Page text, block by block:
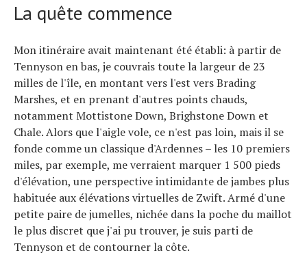
La quête commence
Mon itinéraire avait maintenant été établi: à partir de
Tennyson en bas, je couvrais toute la largeur de 23
milles de l'île, en montant vers l'est vers Brading
Marshes, et en prenant d'autres points chauds,
notamment Mottistone Down, Brighstone Down et
Chale. Alors que l'aigle vole, ce n'est pas loin, mais il se
fonde comme un classique d'Ardennes – les 10 premiers
miles, par exemple, me verraient marquer 1 500 pieds
d'élévation, une perspective intimidante de jambes plus
habituée aux élévations virtuelles de Zwift. Armé d'une
petite paire de jumelles, nichée dans la poche du maillot
le plus discret que j'ai pu trouver, je suis parti de
Tennyson et de contourner la côte.